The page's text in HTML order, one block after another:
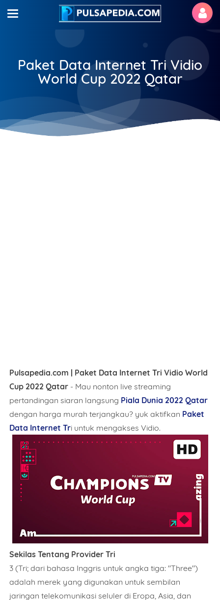
Paket Data Internet Tri Vidio
World Cup 2022 Qatar
Pulsapedia.com | Paket Data Internet Tri Vidio World
Cup 2022 Qatar - Mau nonton live streaming
pertandingan siaran langsung Piala Dunia 2022 Qatar
dengan harga murah terjangkau? yuk aktifkan Paket
Data Internet Tri untuk mengakses Vidio.
Sekilas Tentang Provider Tri
3 (Tri; dari bahasa Inggris untuk angka tiga: "Three")
adalah merek yang digunakan untuk sembilan
jaringan telekomunikasi seluler di Eropa, Asia, dan